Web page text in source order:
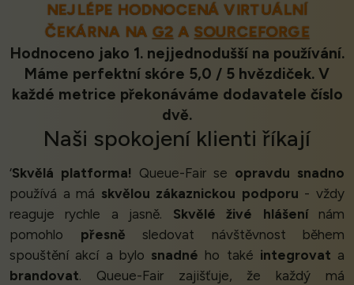
NEJLÉPE HODNOCENÁ VIRTUÁLNÍ
ČEKÁRNA NA G2 A SOURCEFORGE
Hodnoceno jako 1. nejjednodušší na používání.
Máme perfektní skóre 5,0 / 5 hvězdiček. V
každé metrice překonáváme dodavatele číslo
dvě.
Naši spokojení klienti říkají
‘Skvělá platforma! Queue-Fair se opravdu snadno
používá a má skvělou zákaznickou podporu - vždy
reaguje rychle a jasně. Skvělé živé hlášenínám
pomohlo přesně sledovat návštěvnost během
spouštění akcí a bylo snadné ho také integrovat a
brandovat. Queue-Fair zajišťuje, že každý má